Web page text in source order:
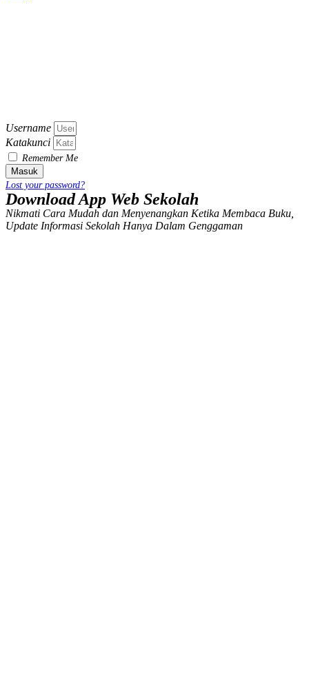
Username
Katakunci
Remember Me
Masuk
Lost your password?
Download App Web Sekolah
Nikmati Cara Mudah dan Menyenangkan Ketika Membaca Buku,
Update Informasi Sekolah Hanya Dalam Genggaman